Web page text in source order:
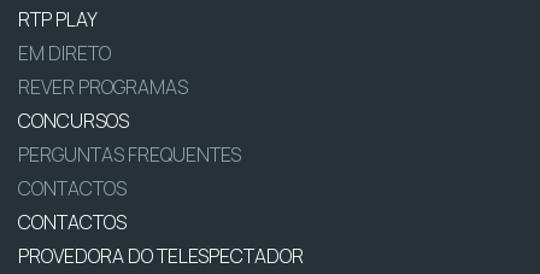
RTP PLAY
EM DIRETO
REVER PROGRAMAS
CONCURSOS
PERGUNTAS FREQUENTES
CONTACTOS
CONTACTOS
PROVEDORA DO TELESPECTADOR